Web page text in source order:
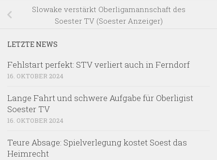
Slowake verstärkt Oberligamannschaft des
Soester TV (Soester Anzeiger)
LETZTE NEWS
Fehlstart perfekt: STV verliert auch in Ferndorf
16. OKTOBER 2024
Lange Fahrt und schwere Aufgabe für Oberligist
Soester TV
16. OKTOBER 2024
Teure Absage: Spielverlegung kostet Soest das
Heimrecht